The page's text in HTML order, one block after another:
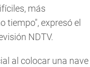
más
tiempo", expresó el
NDTV.
al colocar una nave